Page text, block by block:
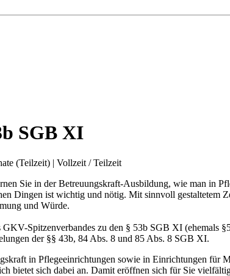
SGB XI
(Teilzeit) | Vollzeit / Teilzeit
Sie in der Betreuungskraft-Ausbildung, wie man in
Dingen ist wichtig und nötig. Mit sinnvoll gestaltetem
und Würde.
Spitzenverbandes zu den § 53b SGB XI (ehemals
der §§ 43b, 84 Abs. 8 und 85 Abs. 8 SGB XI.
in Pflegeeinrichtungen sowie in Einrichtungen für
bietet sich dabei an. Damit eröffnen sich für Sie